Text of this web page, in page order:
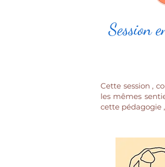
Session
Cette session ,
les mêmes
cette pédagogie